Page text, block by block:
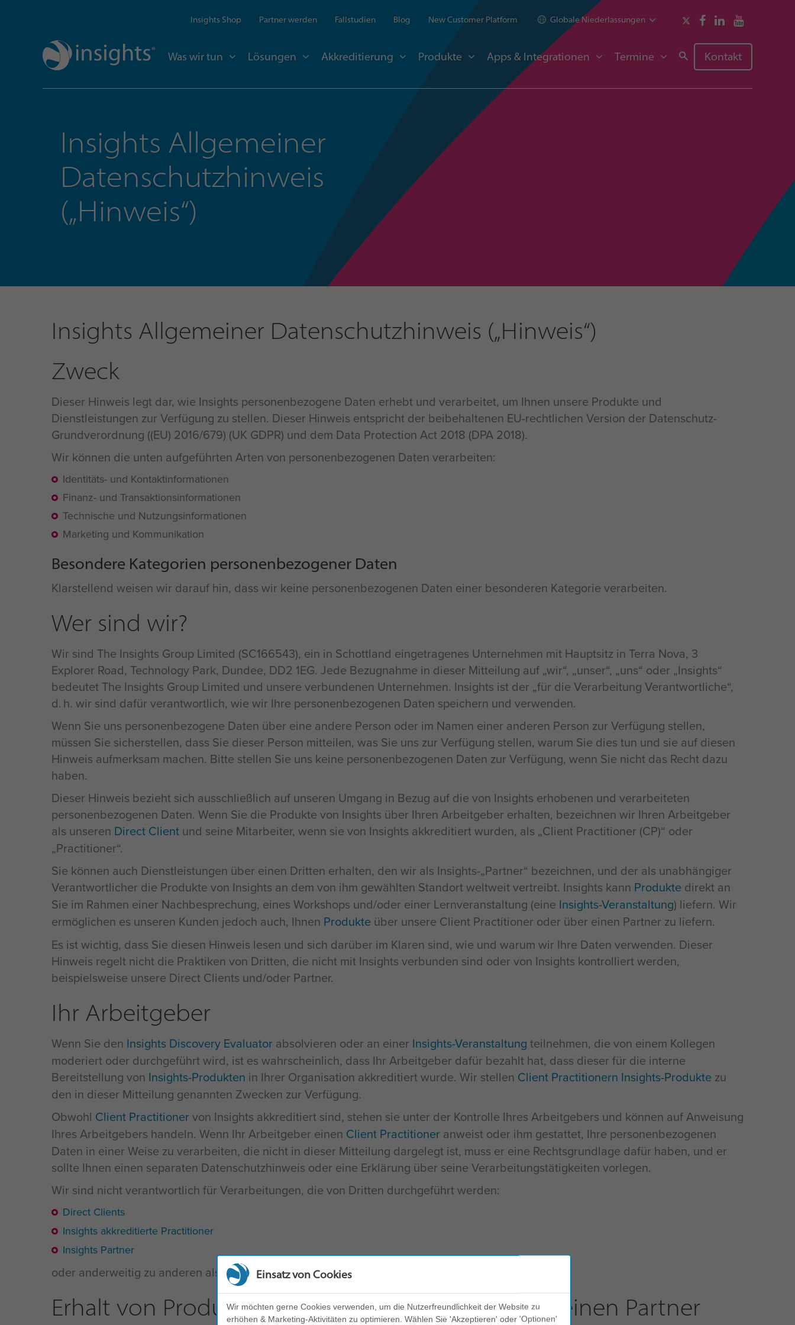
Insights Shop Partner werden Fallstudien Blog New Customer Platform Globale Niederlassungen
Was wir tun Lösungen Akkreditierung Produkte Apps & Integrationen Termine Kontakt
Insights Allgemeiner
Datenschutzhinweis
(„Hinweis“)
Insights Allgemeiner Datenschutzhinweis („Hinweis“)
Zweck
Dieser Hinweis legt dar, wie Insights personenbezogene Daten erhebt und verarbeitet, um Ihnen unsere Produkte und
Dienstleistungen zur Verfügung zu stellen. Dieser Hinweis entspricht der beibehaltenen EU-rechtlichen Version der Datenschutz-
Grundverordnung ((EU) 2016/679) (UK GDPR) und dem Data Protection Act 2018 (DPA 2018).
Wir können die unten aufgeführten Arten von personenbezogenen Daten verarbeiten:
Identitäts- und Kontaktinformationen
Finanz- und Transaktionsinformationen
Technische und Nutzungsinformationen
Marketing und Kommunikation
Besondere Kategorien personenbezogener Daten
Klarstellend weisen wir darauf hin, dass wir keine personenbezogenen Daten einer besonderen Kategorie verarbeiten.
Wer sind wir?
Wir sind The Insights Group Limited (SC166543), ein in Schottland eingetragenes Unternehmen mit Hauptsitz in Terra Nova, 3
Explorer Road, Technology Park, Dundee, DD2 1EG. Jede Bezugnahme in dieser Mitteilung auf „wir“, „unser“, „uns“ oder „Insights“
bedeutet The Insights Group Limited und unsere verbundenen Unternehmen. Insights ist der „für die Verarbeitung Verantwortliche“,
d. h. wir sind dafür verantwortlich, wie wir Ihre personenbezogenen Daten speichern und verwenden.
Wenn Sie uns personenbezogene Daten über eine andere Person oder im Namen einer anderen Person zur Verfügung stellen,
müssen Sie sicherstellen, dass Sie dieser Person mitteilen, was Sie uns zur Verfügung stellen, warum Sie dies tun und sie auf diesen
Hinweis aufmerksam machen. Bitte stellen Sie uns keine personenbezogenen Daten zur Verfügung, wenn Sie nicht das Recht dazu
haben.
Dieser Hinweis bezieht sich ausschließlich auf unseren Umgang in Bezug auf die von Insights erhobenen und verarbeiteten
personenbezogenen Daten. Wenn Sie die Produkte von Insights über Ihren Arbeitgeber erhalten, bezeichnen wir Ihren Arbeitgeber
als unseren Direct Client und seine Mitarbeiter, wenn sie von Insights akkreditiert wurden, als „Client Practitioner (CP)“ oder
Practitioner“.
Sie können auch Dienstleistungen über einen Dritten erhalten, den wir als Insights-„Partner“ bezeichnen, und der als unabhängiger
Verantwortlicher die Produkte von Insights an dem von ihm gewählten Standort weltweit vertreibt. Insights kann Produkte direkt an
Sie im Rahmen einer Nachbesprechung, eines Workshops und/oder einer Lernveranstaltung (eine Insights-Veranstaltung) liefern. Wir
ermöglichen es unseren Kunden jedoch auch, Ihnen Produkte über unsere Client Practitioner oder über einen Partner zu liefern.
Es ist wichtig, dass Sie diesen Hinweis lesen und sich darüber im Klaren sind, wie und warum wir Ihre Daten verwenden. Dieser
Hinweis regelt nicht die Praktiken von Dritten, die nicht mit Insights verbunden sind oder von Insights kontrolliert werden,
beispielsweise unsere Direct Clients und/oder Partner.
Ihr Arbeitgeber
Wenn Sie den Insights Discovery Evaluator absolvieren oder an einer Insights-Veranstaltung teilnehmen, die von einem Kollegen
moderiert oder durchgeführt wird, ist es wahrscheinlich, dass Ihr Arbeitgeber dafür bezahlt hat, dass dieser für die interne
Bereitstellung von Insights-Produkten in Ihrer Organisation akkreditiert wurde. Wir stellen Client Practitionern Insights-Produkte zu
den in dieser Mitteilung genannten Zwecken zur Verfügung.
Obwohl Client Practitioner von Insights akkreditiert sind, stehen sie unter der Kontrolle Ihres Arbeitgebers und können auf Anweisung
Ihres Arbeitgebers handeln. Wenn Ihr Arbeitgeber einen Client Practitioner anweist oder ihm gestattet, Ihre personenbezogenen
Daten in einer Weise zu verarbeiten, die nicht in dieser Mitteilung dargelegt ist, muss er eine Rechtsgrundlage dafür haben, und er
sollte Ihnen einen separaten Datenschutzhinweis oder eine Erklärung über seine Verarbeitungstätigkeiten vorlegen.
Wir sind nicht verantwortlich für Verarbeitungen, die von Dritten durchgeführt werden:
Direct Clients
Insights akkreditierte Practitioner
Insights Partner
oder anderweitig zu anderen als den in diesem Hinweis genannten Zwecken.
Erhalt von Produkten und Dienstleistungen über einen Partner
Einsatz von Cookies
Wir möchten gerne Cookies verwenden, um die Nutzerfreundlichkeit der Website zu
erhöhen & Marketing-Aktivitäten zu optimieren. Wählen Sie 'Akzeptieren' oder 'Optionen'